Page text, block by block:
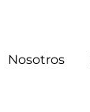
Nosotros